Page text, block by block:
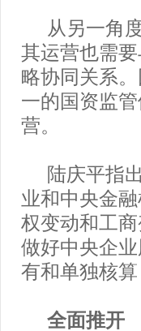
从另一角
其运营也需
略协同关系
一的国资监
营。
陆庆平指
业和中央金
权变动和工
做好中央企
有和单独核算
全面推开